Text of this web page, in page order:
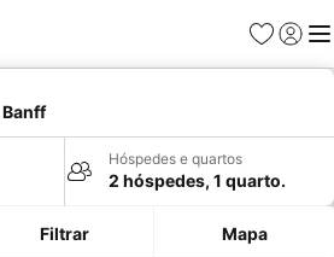
Favoritos
Iniciar
Hóspedes e quartos
2 hóspedes, 1 quarto.
Filtrar Mapa